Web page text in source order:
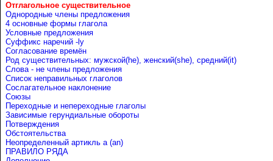
Отглагольное существительное
Однородные члены предложения
4 основные формы глагола
Условные предложения
Cуффикс наречий -ly
Согласование времён
Род существительных: мужской(he), женский(she), средний(it)
Слова - не члены предложения
Список неправильных глаголов
Сослагательное наклонение
Союзы
Переходные и непереходные глаголы
Зависимые герундиальные обороты
Потверждения
Обстоятельства
Неопределенный артикль a (an)
ПРАВИЛО РЯДА